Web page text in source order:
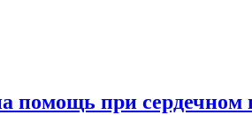
помощь при сердечном